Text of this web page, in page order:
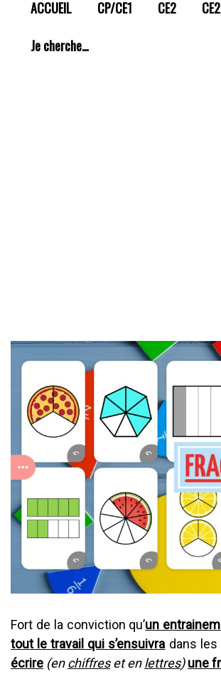
ACCUEIL CP/CE1 CE2
Je cherche…
Fort de la conviction qu’un
tout le travail qui s’ensuivra dans
écrire (enchiffreset enlettres) une